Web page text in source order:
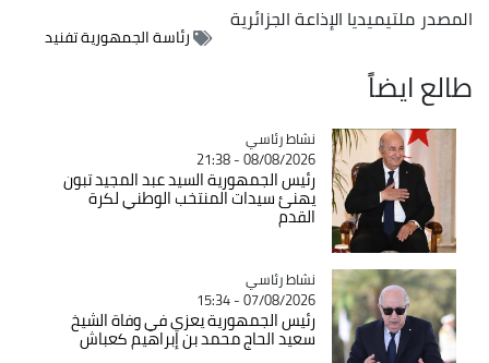
المصدرملتيميديا الإذاعة الجزائرية
رئاسة الجمهورية تفنيد
طالع ايضاً
Catégorie
نشاط رئاسي
08/08/2026 - 21:38
رئيس الجمهورية السيد عبد المجيد تبون
يهنئ سيدات المنتخب الوطني لكرة
القدم
Catégorie
نشاط رئاسي
07/08/2026 - 15:34
رئيس الجمهورية يعزي في وفاة الشيخ
سعيد الحاج محمد بن إبراهيم كعباش